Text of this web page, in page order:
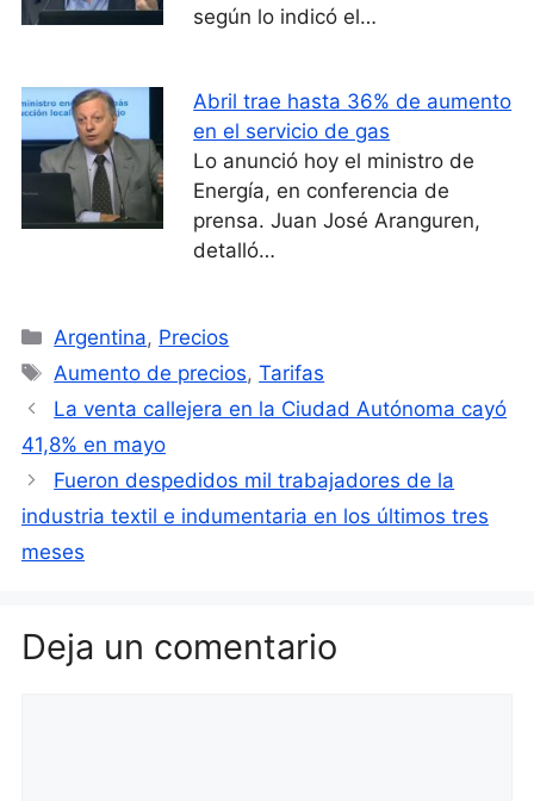
según lo indicó el…
Abril trae hasta 36% de aumento
en el servicio de gas
Lo anunció hoy el ministro de
Energía, en conferencia de
prensa. Juan José Aranguren,
detalló…
Categorías
Argentina, Precios
Etiquetas
Aumento de precios,Tarifas
La venta callejera en la Ciudad Autónoma cayó
41,8% en mayo
Fueron despedidos mil trabajadores de la
industria textil e indumentaria en los últimos tres
meses
Deja un comentario